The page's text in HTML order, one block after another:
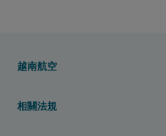
越南航空
相關法規